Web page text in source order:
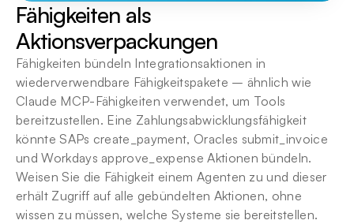
Fähigkeiten als
Aktionsverpackungen
Fähigkeiten bündeln Integrationsaktionen in
wiederverwendbare Fähigkeitspakete – ähnlich wie
Claude MCP-Fähigkeiten verwendet, um Tools
bereitzustellen. Eine Zahlungsabwicklungsfähigkeit
könnte SAPs create_payment, Oracles submit_invoice
und Workdays approve_expense Aktionen bündeln.
Weisen Sie die Fähigkeit einem Agenten zu und dieser
erhält Zugriff auf alle gebündelten Aktionen, ohne
wissen zu müssen, welche Systeme sie bereitstellen.